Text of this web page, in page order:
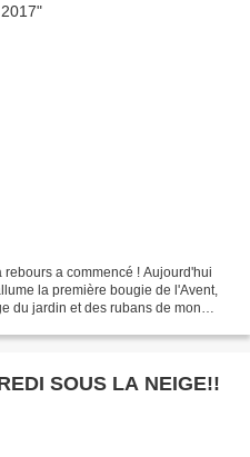
a commencé ! Aujourd'hui
la première bougie de l'Avent,
du jardin et des rubans de mon
SOUS LA NEIGE!!